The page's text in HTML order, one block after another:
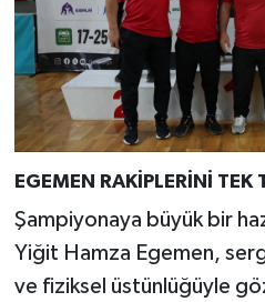
EGEMEN RAKİPLERİNİ TEK
Şampiyonaya büyük bir
Yiğit Hamza Egemen,
ve fiziksel üstünlüğüyle